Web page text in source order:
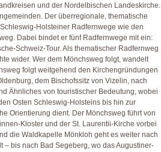
und der Nordelbischen Landeskirche.
Der überregionale, thematische
Holsteiner Radfernwege wie den
Dabei bindet er fünf Radfernwege mit ein:
Schweiz-Tour. Als thematischer Radfernweg
wider. Wer dem Mönchsweg folgt, wandelt
folgt weitgehend den Kirchengründungen
dem Bischofssitz von Vizelin, nach
Ähnliches von touristischer Bedeutung, wobei
Osten Schleswig-Holsteins bis hin zur
Orientierung dient. Der Mönchsweg führt von
Kloster und der St. Laurentii-Kirche vorbei
die Waldkapelle Mönkloh geht es weiter nach
– bis nach Bad Segeberg, wo das Augustiner-